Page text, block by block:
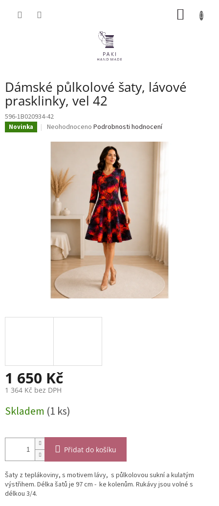
Dámské půlkolové šaty, lávové
prasklinky, vel 42
596-1B020934-42
Novinka
Průměrné
produktu
hvězdiček.
Neohodnoceno Podrobnosti hodnocení
1 650 Kč
1 364 Kč bez DPH
cena:
Skladem (1 ks)
Přidat do košíku
Šaty z teplákoviny, s motivem lávy, s půlkolovou sukní a kulatým
výstřihem. Délka šatů je 97 cm - ke kolenům. Rukávy jsou volné s
délkou 3/4.